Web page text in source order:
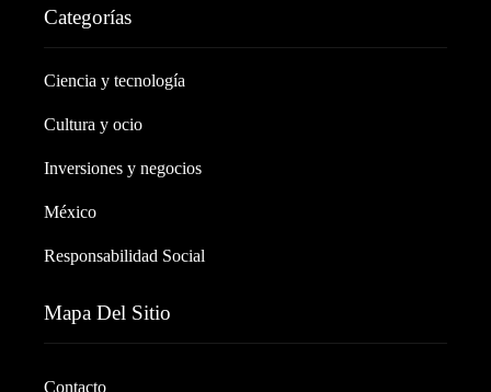
Categorías
Ciencia y tecnología
Cultura y ocio
Inversiones y negocios
México
Responsabilidad Social
Mapa Del Sitio
Contacto